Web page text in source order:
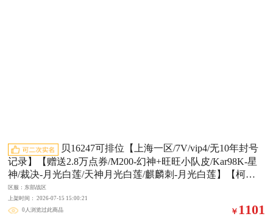
记录】【赠送2.8万点券/M200-幻神+旺旺小队皮/Kar98K-星
神/裁决-月光白莲/天神月光白莲/麒麟刺-月光白莲】【柯尔
特-枪娘莱拉】【9A91-烈火】【白虎-月光白莲皮/雷神-月光
白莲皮】【迷你生化手雷】【龙啸-烈火龙威】【猫猫手套】
【超级对讲机/防弹头盔2/防弹衣2/C4工具钳2/手雷包2/防化
区服：东部战区
上架时间： 2026-07-15 15:00:21
0人浏览过此商品
￥ 1101